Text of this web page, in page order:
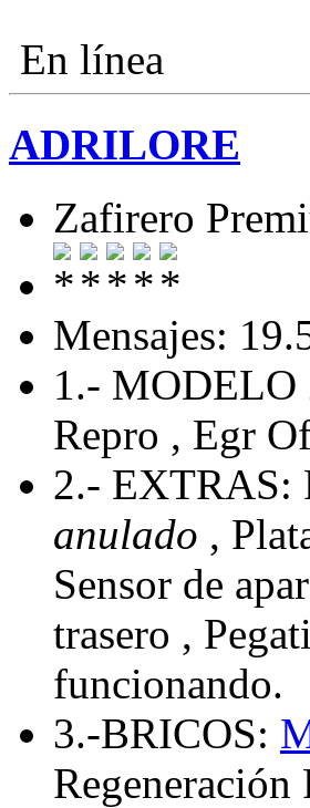
En línea
ADRILORE
Zafirero
Mensajes:
1.-
Repro , Egr
2.- EXTRAS:
anulado ,
Sensor de
trasero ,
funcionando.
3.-BRICOS:
Regeneración